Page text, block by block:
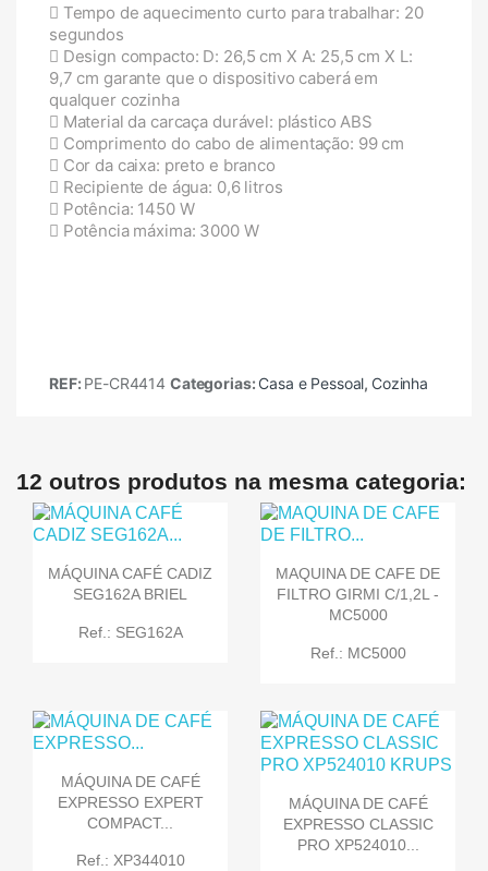
Tempo de aquecimento curto para trabalhar: 20
segundos
Design compacto: D: 26,5 cm X A: 25,5 cm X L:
9,7 cm garante que o dispositivo caberá em
qualquer cozinha
Material da carcaça durável: plástico ABS
Comprimento do cabo de alimentação: 99 cm
Cor da caixa: preto e branco
Recipiente de água: 0,6 litros
Potência: 1450 W
Potência máxima: 3000 W
REF: PE-CR4414 Categorias: Casa e Pessoal, Cozinha
12 outros produtos na mesma categoria:
MÁQUINA CAFÉ CADIZ
SEG162A BRIEL
Ref.: SEG162A
MAQUINA DE CAFE DE
FILTRO GIRMI C/1,2L -
MC5000
Ref.: MC5000
MÁQUINA DE CAFÉ
EXPRESSO EXPERT
COMPACT...
Ref.: XP344010
MÁQUINA DE CAFÉ
EXPRESSO CLASSIC
PRO XP524010...